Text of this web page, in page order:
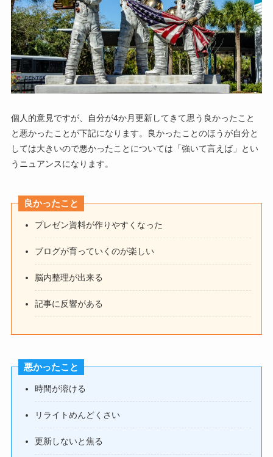
個人的意見ですが、自分が4か月更新してきて思う良かったこと
と悪かったことが下記になります。良かったことのほうが自分と
しては大きいので悪かったことについては「強いて言えば」とい
うニュアンスになります。
良かったこと
プレゼン資料が作りやすくなった
ブログが育っていくのが楽しい
脳内整理が出来る
記事に反響がある
悪かったこと
時間が溶ける
リライトめんどくさい
更新しないと焦る